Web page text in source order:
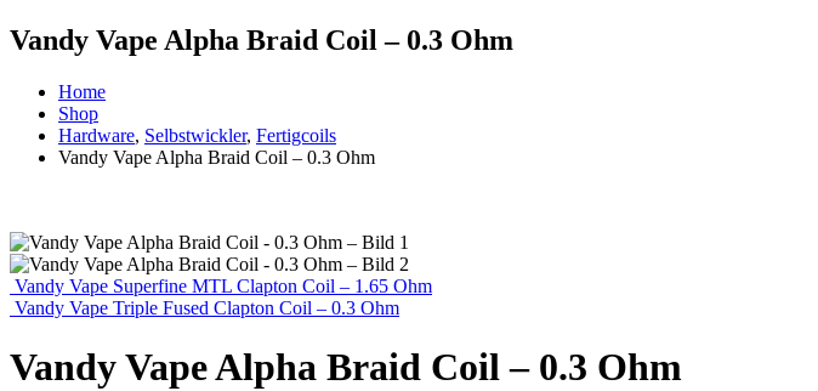
Vandy Vape Alpha Braid Coil – 0.3 Ohm
Home
Shop
Hardware, Selbstwickler, Fertigcoils
Vandy Vape Alpha Braid Coil – 0.3 Ohm
Vandy Vape Superfine MTL Clapton Coil – 1.65 Ohm
Vandy Vape Triple Fused Clapton Coil – 0.3 Ohm
Vandy Vape Alpha Braid Coil – 0.3 Ohm